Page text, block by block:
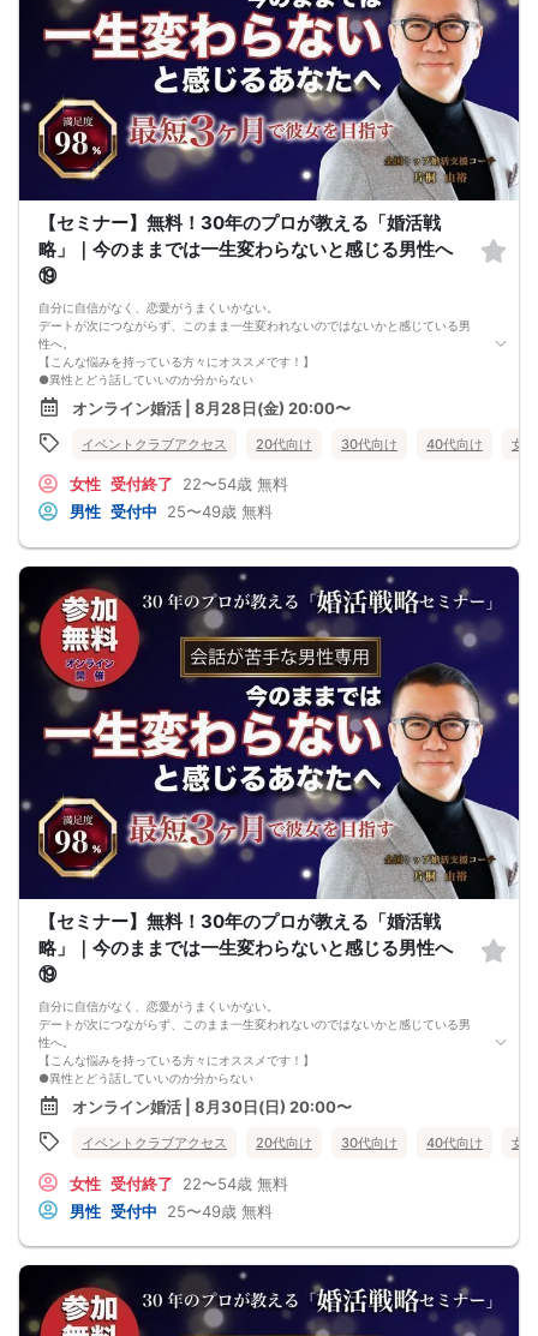
異性が求めていることを理解し、
それを自然に伝えられる自分に変わることで、
好きな女性から選ばれるようになります。
婚活戦略セミナーでは、恋愛や婚活で悩む男性が
短期間で変化と成果を実感できる方法をお伝えします。
【注意事項】
・セミナー中はカメラをオン（お顔を出して）での受講をお願いします。
（屋外、車内からのご参加や、途中入室、退出はご遠慮下さい。）
【キャンセル規定】
セミナー準備の都合上、当日無断キャンセルの場合は、3,000円のキャンセル料を
お支払いいただきます。
【セミナー】無料！30年のプロが教える「婚活戦
略」｜今のままでは一生変わらないと感じる男性へ
⑲
自分に自信がなく、恋愛がうまくいかない。
デートが次につながらず、このまま一生変われないのではないかと感じている男
性へ。
【こんな悩みを持っている方々にオススメです！】
●異性とどう話していいのか分からない
●婚活パーティー、合コンで上手くいかない
●デートやお見合いが２回目につながらない
●今のままでは一生変わらない気がする
●異性から断られると、自分の人格を否定されている気分になる
最短3ヶ月で彼女ができる可能性を高め、1年以内の結婚を目指すための
恋愛・婚活の具体的な方法をお伝えします。
【婚活戦略セミナーで得られるメリットは！】
●婚活パーティーやマッチングアプリで結果を出せるようになる
●異性とのコミュニケーションのポイントが理解できる
●好きになった女性との関係を続けられるようになる
まずは、異性が求めていることを理解し、
それを提供できる自分自身に変化していくことにより、
はじめて自分が好きな異性が自分を好きになってくれるようになり、
恋愛婚活が上手くいくようになります。
異性が求めていることを理解し、
それを自然に伝えられる自分に変わることで、
好きな女性から選ばれるようになります。
婚活戦略セミナーでは、恋愛や婚活で悩む男性が
短期間で変化と成果を実感できる方法をお伝えします。
【注意事項】
・セミナー中はカメラをオン（お顔を出して）での受講をお願いします。
（屋外、車内からのご参加や、途中入室、退出はご遠慮下さい。）
【キャンセル規定】
セミナー準備の都合上、当日無断キャンセルの場合は、3,000円のキャンセル料を
お支払いいただきます。
オンライン婚活 | 8月28日(金) 20:00〜
イベントクラブアクセス 20代向け 30代向け 40代向け 女
女性 受付終了 22〜54歳 無料
男性 受付中 25〜49歳 無料
【セミナー】無料！30年のプロが教える「婚活戦
略」｜今のままでは一生変わらないと感じる男性へ
⑲
自分に自信がなく、恋愛がうまくいかない。
デートが次につながらず、このまま一生変われないのではないかと感じている男
性へ。
【こんな悩みを持っている方々にオススメです！】
●異性とどう話していいのか分からない
●婚活パーティー、合コンで上手くいかない
●デートやお見合いが２回目につながらない
●今のままでは一生変わらない気がする
●異性から断られると、自分の人格を否定されている気分になる
最短3ヶ月で彼女ができる可能性を高め、1年以内の結婚を目指すための
恋愛・婚活の具体的な方法をお伝えします。
【婚活戦略セミナーで得られるメリットは！】
●婚活パーティーやマッチングアプリで結果を出せるようになる
●異性とのコミュニケーションのポイントが理解できる
●好きになった女性との関係を続けられるようになる
まずは、異性が求めていることを理解し、
オンライン婚活 | 8月30日(日) 20:00〜
イベントクラブアクセス 20代向け 30代向け 40代向け 女
女性 受付終了 22〜54歳 無料
男性 受付中 25〜49歳 無料